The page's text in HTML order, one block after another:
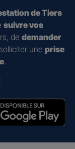
de Tiers
suivre vos
de demander
une prise
.